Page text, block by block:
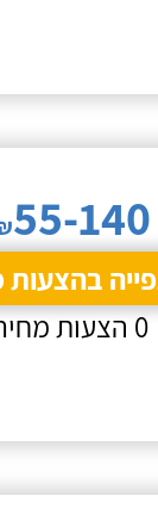
55-140
בהצעות
0 הצעות מחיר